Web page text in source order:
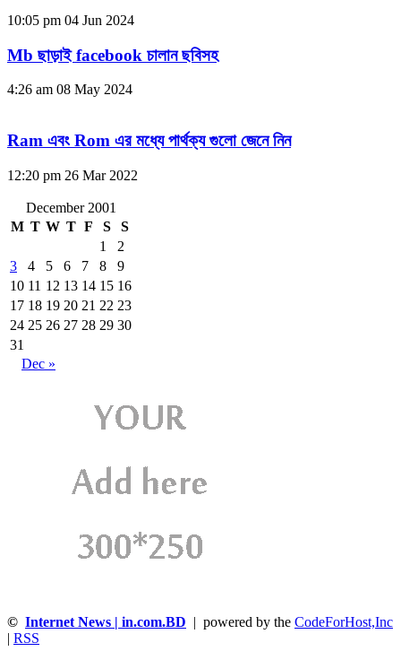
10:05 pm 04 Jun 2024
Mb ছাড়াই facebook চালান ছবিসহ
4:26 am 08 May 2024
Ram এবং Rom এর মধ্যে পার্থক্য গুলো জেনে নিন
12:20 pm 26 Mar 2022
December 2001
M T W T F S
S
1
2
3
4 5 6 7 8
9
10 11 12 13 14 15 16
17 18 19 20 21 22 23
24 25 26 27 28 29 30
31
Dec »
© Internet News | in.com.BD | powered by the CodeForHost,Inc
| RSS